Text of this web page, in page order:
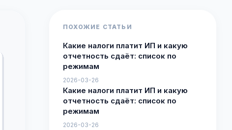
ПОХОЖИЕ СТАТЬИ
Какие налоги платит ИП и какую
отчетность сдаёт: список по
режимам
2026-03-26
Какие налоги платит ИП и какую
отчетность сдаёт: список по
режимам
2026-03-26